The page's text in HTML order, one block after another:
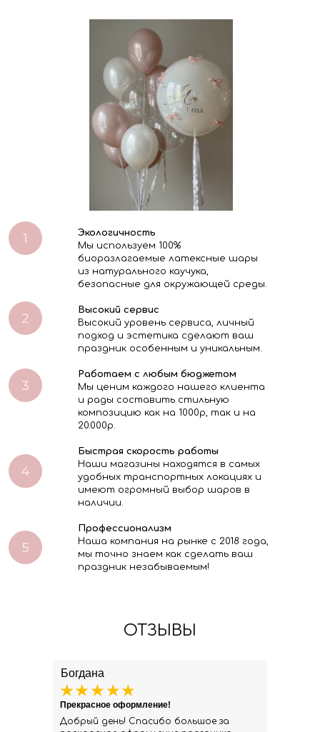
Экологичность
Мы используем 100%
биоразлагаемые латексные шары
из натурального каучука,
безопасные для окружающей среды.
Высокий сервис
Высокий уровень сервиса, личный
подход и эстетика сделают ваш
праздник особенным и уникальным.
Работаем с любым бюджетом
Мы ценим каждого нашего клиента
и рады составить стильную
композицию как на 1000р, так и на
20.000р.
Быстрая скорость работы
Наши магазины находятся в самых
удобных транспортных локациях и
имеют огромный выбор шаров в
наличии.
Профессионализм
Наша компания на рынке с 2018 года,
мы точно знаем как сделать ваш
праздник незабываемым!
ОТЗЫВЫ
Богдана
Добрый день! Спасибо большое за
Прекрасное оформление!